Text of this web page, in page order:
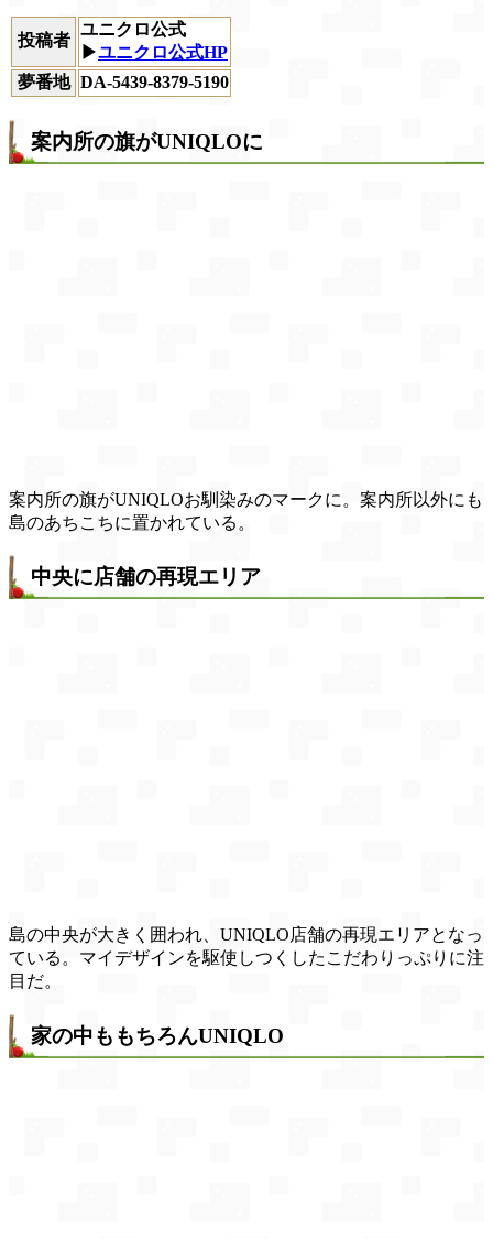
投稿者
ユニクロ公式
▶ユニクロ公式HP
夢番地 DA-5439-8379-5190
案内所の旗がUNIQLOに
案内所の旗がUNIQLOお馴染みのマークに。案内所以外にも
島のあちこちに置かれている。
中央に店舗の再現エリア
島の中央が大きく囲われ、UNIQLO店舗の再現エリアとなっ
ている。マイデザインを駆使しつくしたこだわりっぷりに注
目だ。
家の中ももちろんUNIQLO